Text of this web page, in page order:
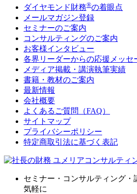
ダイヤモンド財務®の着眼点
メールマガジン登録
セミナーのご案内
コンサルティングのご案内
お客様インタビュー
各界リーダーからの応援メッセ
メディア掲載・講演執筆実績
書籍・教材のご案内
最新情報
会社概要
よくあるご質問（FAQ）
サイトマップ
プライバシーポリシー
特定商取引法に基づく表記
セミナー・ コンサルティング・
気軽に